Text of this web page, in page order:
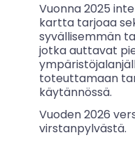
Vuonna 2025
kartta tarjoaa
syvällisemmän
jotka auttavat
toteuttamaan
käytännössä.
Vuoden 2026
virstanpylvästä.